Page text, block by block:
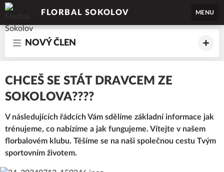
FLORBAL SOKOLOV MENU
NOVÝ ČLEN
CHCEŠ SE STÁT DRAVCEM ZE
SOKOLOVA????
V následujících řádcích Vám sdělíme základní informace jak
trénujeme, co nabízíme a jak fungujeme. Vítejte v našem
florbalovém klubu. Těšíme se na naši společnou cestu Tvým
sportovním životem.